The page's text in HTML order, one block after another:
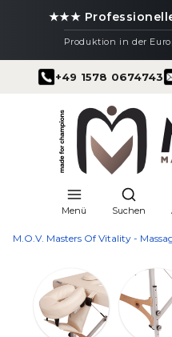
★★★
Produktion in der
+49 1578 0674743
Menü Suchen
M.O.V. Masters Of Vitality -